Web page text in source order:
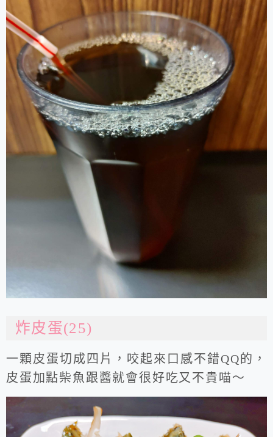
炸皮蛋(25)
一顆皮蛋切成四片，咬起來口感不錯QQ的，
皮蛋加點柴魚跟醬就會很好吃又不貴喵～